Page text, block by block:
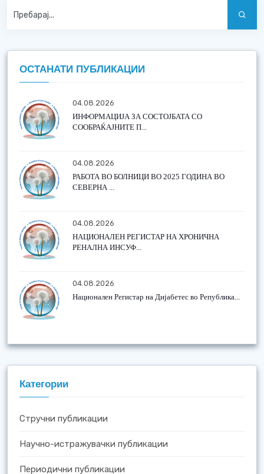
ОСТАНАТИ ПУБЛИКАЦИИ
04.08.2026
ИНФОРМАЦИЈА ЗА СОСТОЈБАТА СО
СООБРАЌАЈНИТЕ П...
04.08.2026
РАБОТА ВО БОЛНИЦИ ВО 2025 ГОДИНА ВО
СЕВЕРНА ...
04.08.2026
НАЦИОНАЛЕН РЕГИСТАР НА ХРОНИЧНА
РЕНАЛНА ИНСУФ...
04.08.2026
Национален Регистар на Дијабетес во Република...
Категории
Стручни публикации
Научно-истражувачки публикации
Периодични публикации